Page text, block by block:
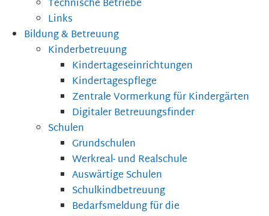
Technische Betriebe
Links
Bildung & Betreuung
Kinderbetreuung
Kindertageseinrichtungen
Kindertagespflege
Zentrale Vormerkung für Kindergärten
Digitaler Betreuungsfinder
Schulen
Grundschulen
Werkreal- und Realschule
Auswärtige Schulen
Schulkindbetreuung
Bedarfsmeldung für die